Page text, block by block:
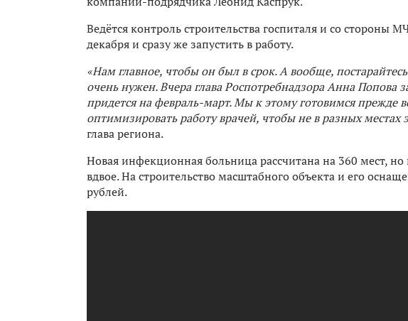
Ведётся контроль строительства госпиталя и со стороны
декабря и сразу же запустить в работу.
«Нам главное, чтобы он был в срок. А вообще,
очень нужен. Вчера глава Роспотребнадзора Анна Попова
придется на февраль-март. Мы к этому готовимся прежде
оптимизировать работу врачей, чтобы не в разных местах
глава региона.
Новая инфекционная больница рассчитана на 360 мест,
вдвое. На строительство масштабного объекта и его
рублей.